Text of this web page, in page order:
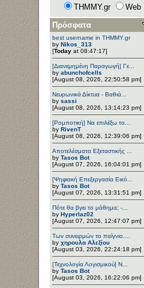
THMMY.gr
Web
Πρόσφατα
best username in THMMY.gr
by Nikos_313
[Today at 08:47:17]
[Διανεμημένη Παραγωγή] Γε...
by abunchofcells
[August 08, 2026, 22:50:58 pm]
Νευρωνικά Δίκτυα - Βαθιά...
by sassi
[August 08, 2026, 13:14:23 pm]
[Ρομποτική] Να επιλέξω το...
by RivenT
[August 08, 2026, 12:39:06 pm]
Αποτελέσματα Εξεταστικής ...
by Tasos Bot
[August 07, 2026, 16:04:01 pm]
[Ψηφιακή Επεξεργασία Εικό...
by Tasos Bot
[August 07, 2026, 13:31:51 pm]
Πότε θα βγει το μάθημα; -...
by Hyperlaz02
[August 07, 2026, 12:47:07 pm]
Των συνειρμών το παίγνιο....
by χηρουλα Αλεξίου
[August 03, 2026, 22:24:18 pm]
[Τεχνολογία Λογισμικού] Ν...
by Tasos Bot
[August 03, 2026, 16:22:06 pm]